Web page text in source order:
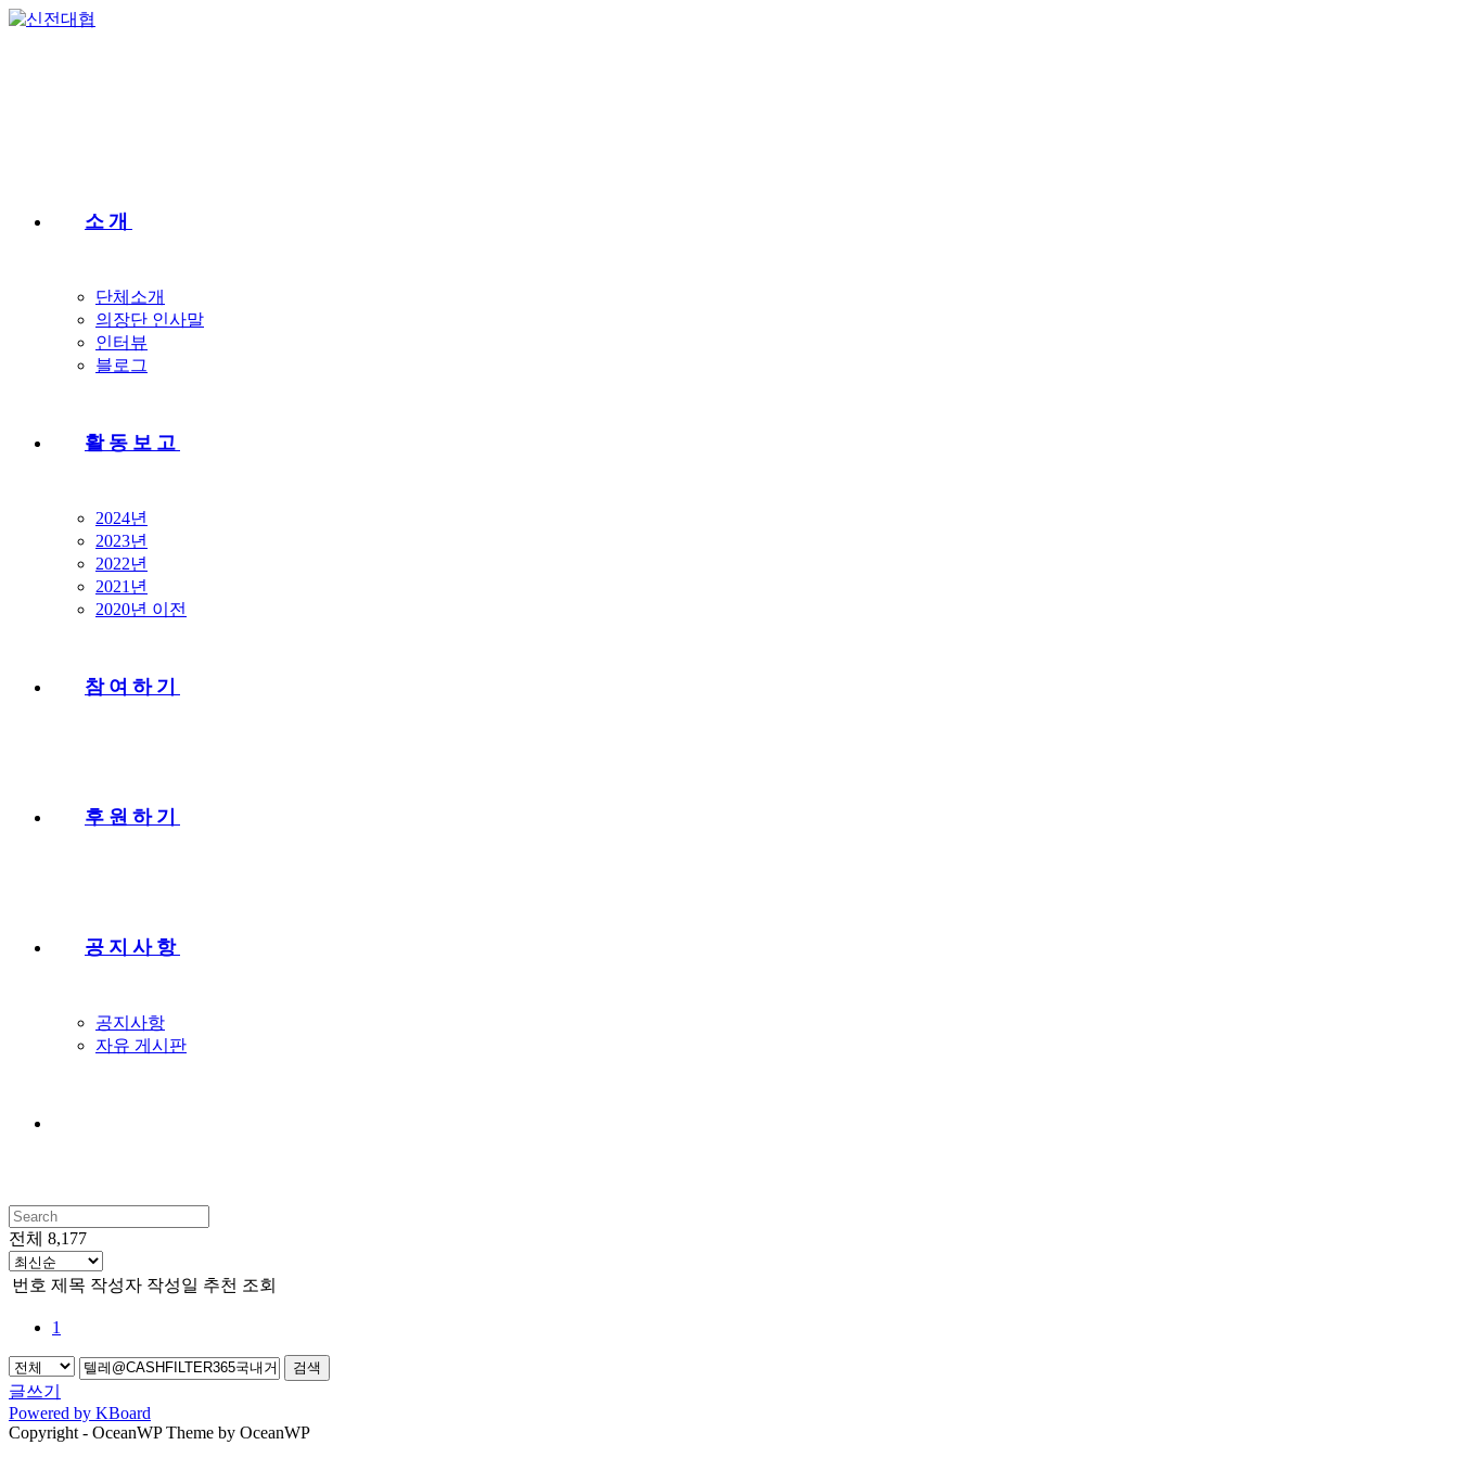
Skip
소개
단체소개
의장단 인사말
인터뷰
블로그
활동보고
2024년
2023년
2022년
2021년
2020년 이전
참여하기
후원하기
공지사항
공지사항
자유 게시판
Search
this
website
전체 8,177
번호 제목 작성자 작성일 추천 조회
1
검색
글쓰기
Powered by KBoard
Copyright - OceanWP Theme by OceanWP